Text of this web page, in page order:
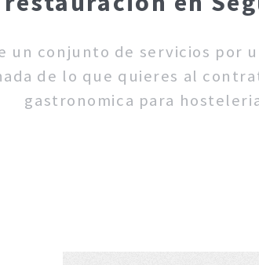
conjunto de servicios por
de lo que quieres al
gastronomica para